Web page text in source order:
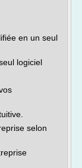
en un seul
logiciel
selon